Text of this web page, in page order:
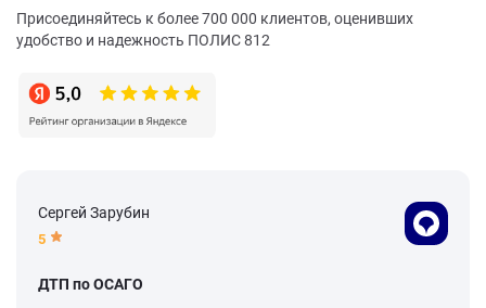
Присоединяйтесь к более 700 000 клиентов, оценивших
удобство и надежность ПОЛИС 812
Сергей Зарубин
5
ДТП по ОСАГО